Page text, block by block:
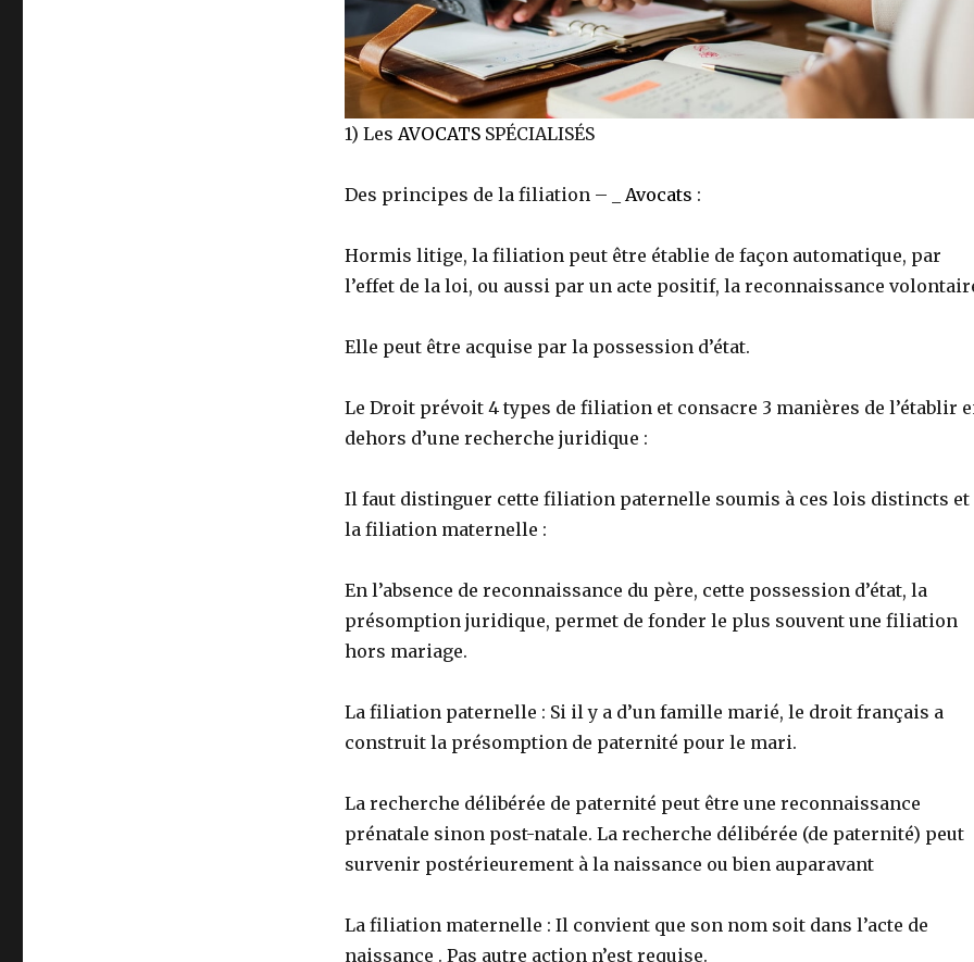
1) Les AVOCATSSPÉCIALISÉS
Des principes de la filiation – _ Avocats :
Hormis litige, la filiation peut être établie de façon automatique, par
l’effet de la loi, ou aussi par un acte positif, la reconnaissance
Elle peut être acquise par la possession d’état.
Le Droit prévoit 4 types de filiation et consacre 3 manières de l’établir
dehors d’une recherche juridique :
Il faut distinguer cette filiation paternelle soumis à ces lois distincts et
la filiation maternelle :
En l’absence de reconnaissance du père, cette possession d’état, la
présomption juridique, permet de fonder le plus souvent une filiation
hors mariage.
La filiation paternelle : Si il y a d’un famille marié, le droit français a
construit la présomption de paternité pour le mari.
La recherche délibérée de paternité peut être une reconnaissance
prénatale sinon post-natale. La recherche délibérée (de paternité) peut
survenir postérieurement à la naissance ou bien auparavant
La filiation maternelle : Il convient que son nom soit dans l’acte de
naissance . Pas autre action n’est requise.